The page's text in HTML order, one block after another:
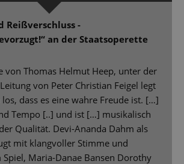
Reißverschluss -
an der Staatsoperette
von Thomas Helmut Heep, unter der
von Peter Christian Feigel legt
dass es eine wahre Freude ist. […]
Tempo [..] und ist […] musikalisch
Qualität. Devi-Ananda Dahm als
mit klangvoller Stimme und
Spiel, Maria-Danae Bansen Dorothy